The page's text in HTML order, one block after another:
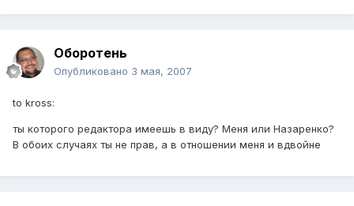
Оборотень
Опубликовано 3 мая, 2007
to kross:
ты которого редактора имеешь в виду? Меня или Назаренко?
В обоих случаях ты не прав, а в отношении меня и вдвойне